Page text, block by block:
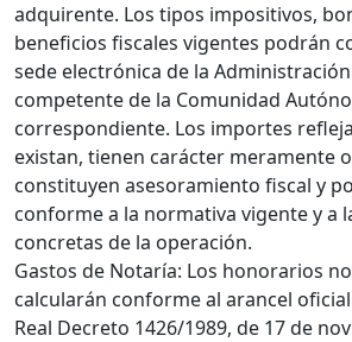
adquirente. Los tipos impositivos,
beneficios fiscales vigentes podrán
sede electrónica de la
competente de la Comunidad
correspondiente. Los importes
existan, tienen carácter meramente
constituyen asesoramiento fiscal y
conforme a la normativa vigente y a
concretas de la operación.
Gastos de Notaría: Los honorarios
calcularán conforme al arancel
Real Decreto 1426/1989, de 17 de